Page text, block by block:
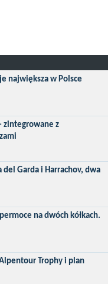
największa w Polsce
prestiżowych
zaliczany po raz 22. do
zintegrowane z
na nowy poziom. Do tej
wszystkim za
del Garda i Harrachov, dwa
szybkich wyścigów przejść do
jakimi są górskie wyścigi
na dwóch kółkach.
ogromnego zmęczenia stają
technologiom ukrytym
Trophy i plan